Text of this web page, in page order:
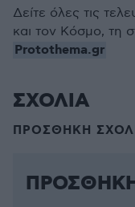
Δείτε όλες τις
και τον Κόσμο, τη
Protothema.gr
ΣΧΟΛΙΑ
ΠΡΟΣΘΗΚΗ